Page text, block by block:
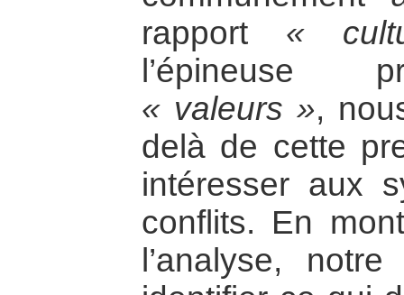
rapport «
l’épineuse
« valeurs »,
delà de cette
intéresser aux
conflits. En
l’analyse,